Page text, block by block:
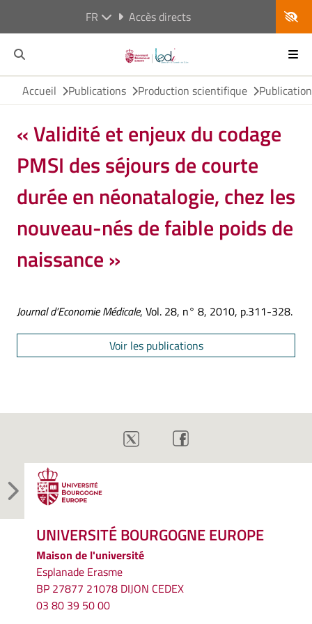
FR Accès directs
Accueil Publications Production scientifique
« Validité et enjeux du codage
PMSI des séjours de courte
durée en néonatalogie, chez les
nouveau-nés de faible poids de
naissance »
Journal d’Economie Médicale, Vol. 28, n° 8, 2010, p.311-328.
Voir les publications
UNIVERSITÉ BOURGOGNE EUROPE
Maison de l'université
Esplanade Erasme
BP 27877 21078 DIJON CEDEX
03 80 39 50 00